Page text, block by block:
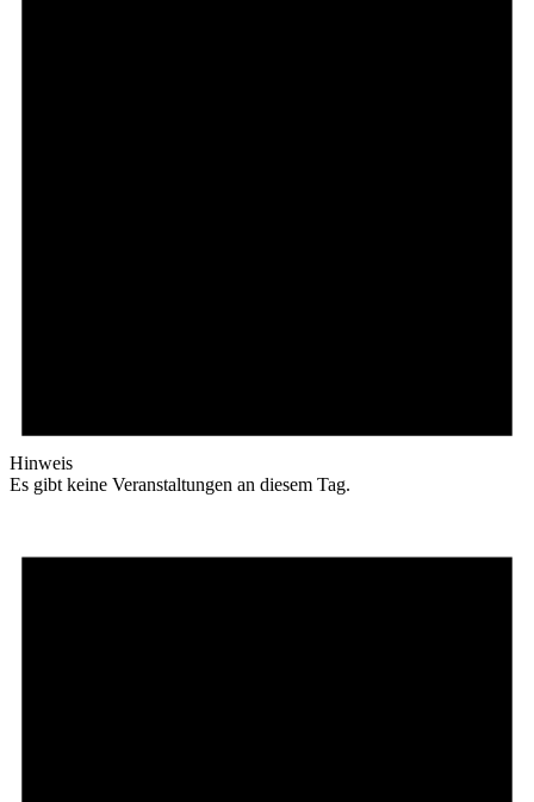
Hinweis
Es gibt keine Veranstaltungen an diesem Tag.